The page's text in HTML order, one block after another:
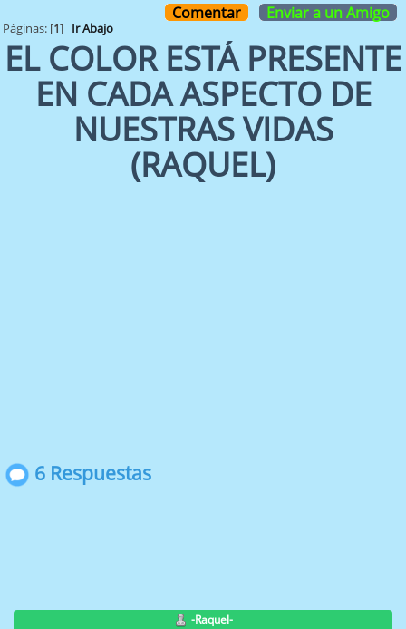
Comentar Enviar a un Amigo
Páginas: [1] Ir Abajo
EL COLOR ESTÁ PRESENTE
EN CADA ASPECTO DE
NUESTRAS VIDAS
(RAQUEL)
6 Respuestas
-Raquel-